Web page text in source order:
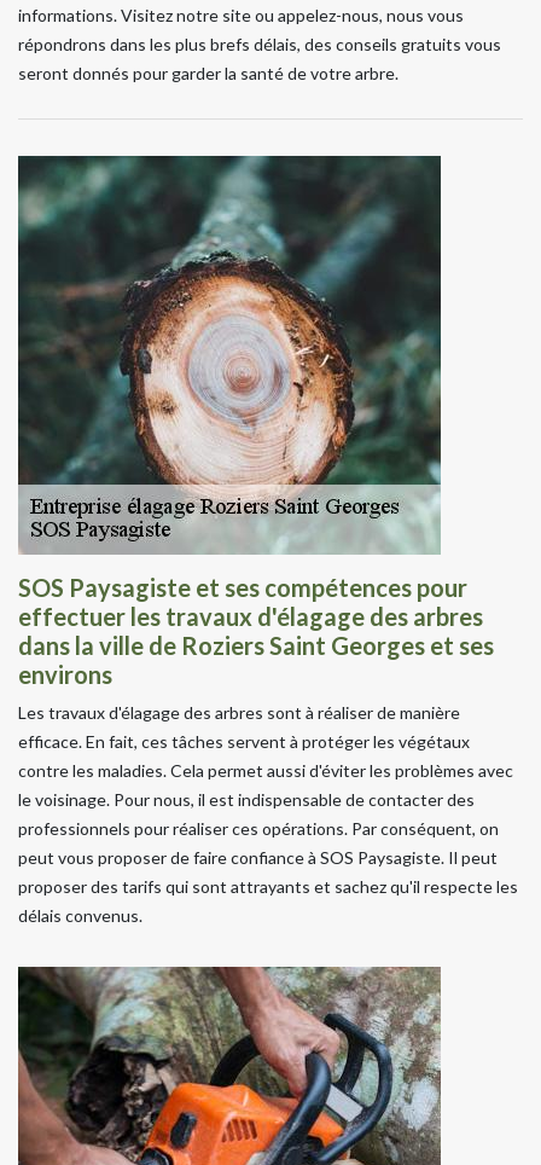
informations. Visitez notre site ou appelez-nous, nous vous
répondrons dans les plus brefs délais, des conseils gratuits vous
seront donnés pour garder la santé de votre arbre.
SOS Paysagiste et ses compétences pour
effectuer les travaux d'élagage des arbres
dans la ville de Roziers Saint Georges et ses
environs
Les travaux d'élagage des arbres sont à réaliser de manière
efficace. En fait, ces tâches servent à protéger les végétaux
contre les maladies. Cela permet aussi d'éviter les problèmes avec
le voisinage. Pour nous, il est indispensable de contacter des
professionnels pour réaliser ces opérations. Par conséquent, on
peut vous proposer de faire confiance à SOS Paysagiste. Il peut
proposer des tarifs qui sont attrayants et sachez qu'il respecte les
délais convenus.